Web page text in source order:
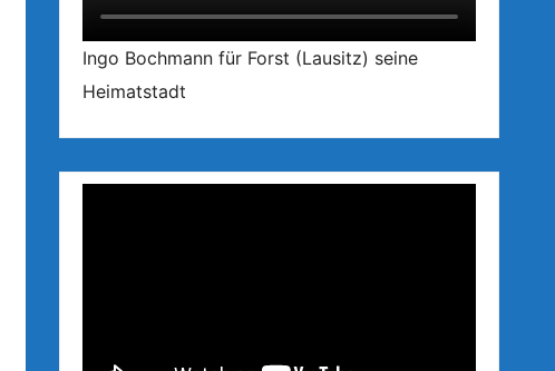
Ingo Bochmann für Forst (Lausitz) seine
Heimatstadt